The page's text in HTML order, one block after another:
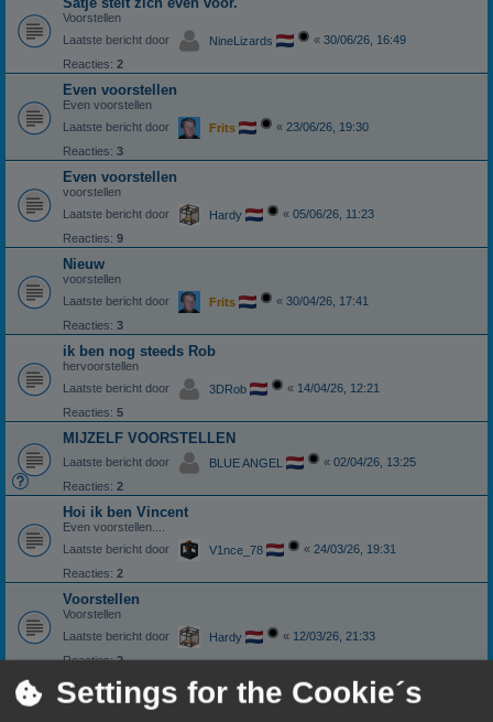
Voorstellen
Laatste bericht door
NineLizards « 30/06/26, 16:49
Reacties: 2
Even voorstellen
Even voorstellen
Laatste bericht door
Frits « 23/06/26, 19:30
Reacties: 3
Even voorstellen
voorstellen
Laatste bericht door
Hardy « 05/06/26, 11:23
Reacties: 9
Nieuw
voorstellen
Laatste bericht door
Frits « 30/04/26, 17:41
Reacties: 3
ik ben nog steeds Rob
hervoorstellen
Laatste bericht door
3DRob « 14/04/26, 12:21
Reacties: 5
MIJZELF VOORSTELLEN
Laatste bericht door BLUE ANGEL « 02/04/26, 13:25
Reacties: 2
Hoi ik ben Vincent
Even voorstellen....
Laatste bericht door
V1nce_78 « 24/03/26, 19:31
Reacties: 2
Voorstellen
Voorstellen
Laatste bericht door
Hardy « 12/03/26, 21:33
Reacties:2
hallo ik ben Nieuw
Laatste bericht door
Settings for the Cookie´s